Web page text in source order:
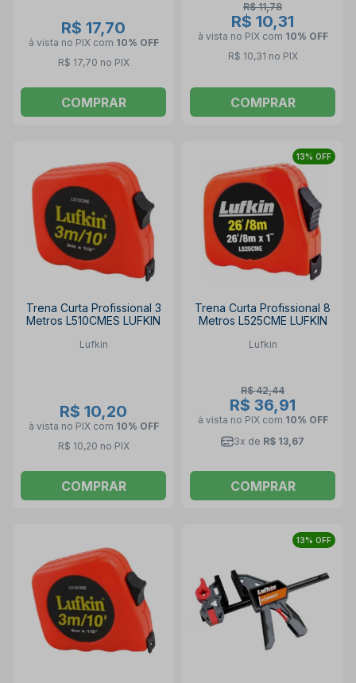
R$ 17,70
à vista no PIX com 10% OFF
R$ 17,70 no PIX
COMPRAR
R$ 11,78
R$ 10,31
à vista no PIX com 10% OFF
R$ 10,31 no PIX
COMPRAR
Trena Curta Profissional 3
Metros L510CMES LUFKIN
Lufkin
R$ 10,20
à vista no PIX com 10% OFF
R$ 10,20 no PIX
COMPRAR
13% OFF
Trena Curta Profissional 8
Metros L525CME LUFKIN
Lufkin
R$ 42,44
R$ 36,91
à vista no PIX com 10% OFF
3x de R$ 13,67
COMPRAR
13% OFF